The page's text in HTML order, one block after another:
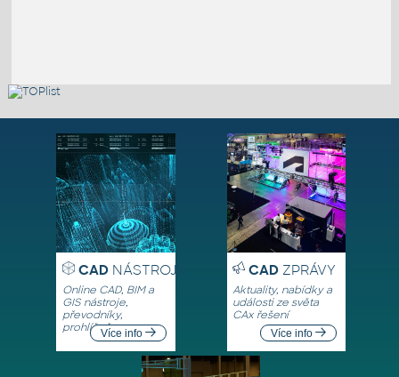
CADNÁSTROJE
Online CAD, BIM a
GIS nástroje,
převodníky,
prohlížečeVíce info
CADZPRÁVY
Aktuality, nabídky a
události ze světa
CAx řešení
Více info